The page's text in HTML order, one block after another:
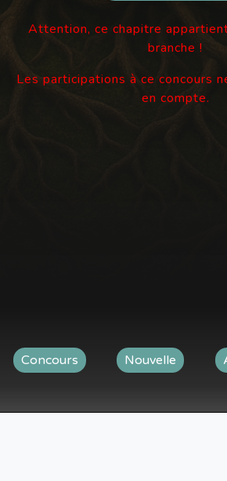
Attention, ce chapitre
branche !
Les participations à ce concours
en compte.
Concours Nouvelle